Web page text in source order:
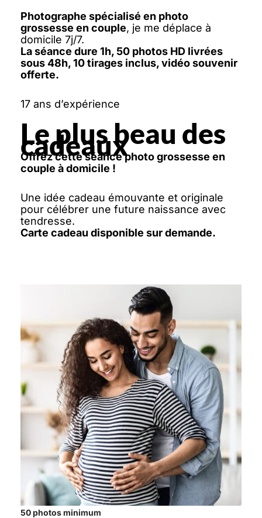
Photographe spécialisé en photo
grossesse en couple, je me déplace à
domicile 7j/7.
La séance dure 1h, 50 photos HD livrées
sous 48h, 10 tirages inclus, vidéo souvenir
offerte.
17 ans d’expérience
Le plus beau des
cadeaux
Offrez cette séance photo grossesse en
couple à domicile !
Une idée cadeau émouvante et originale
pour célébrer une future naissance avec
tendresse.
Carte cadeau disponible sur demande.
50 photos minimum